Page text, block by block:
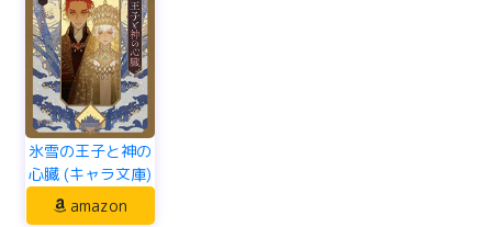
氷雪の王子と神の
心臓 (キャラ文庫)
amazon